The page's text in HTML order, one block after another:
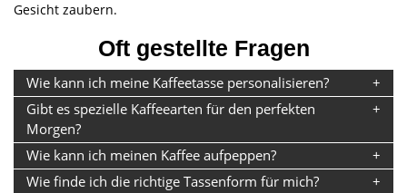
Gesicht zaubern.
Oft gestellte Fragen
Wie kann ich meine Kaffeetasse personalisieren?
Gibt es spezielle Kaffeearten für den perfekten
Morgen?
Wie kann ich meinen Kaffee aufpeppen?
Wie finde ich die richtige Tassenform für mich?